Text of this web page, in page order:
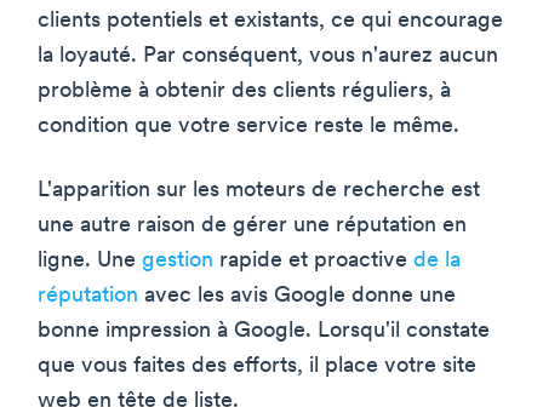
clients potentiels et existants, ce qui encourage
la loyauté. Par conséquent, vous n'aurez aucun
problème à obtenir des clients réguliers, à
condition que votre service reste le même.
L'apparition sur les moteurs de recherche est
une autre raison de gérer une réputation en
ligne. Une gestion rapide et proactive de la
réputation avec les avis Google donne une
bonne impression à Google. Lorsqu'il constate
que vous faites des efforts, il place votre site
web en tête de liste.